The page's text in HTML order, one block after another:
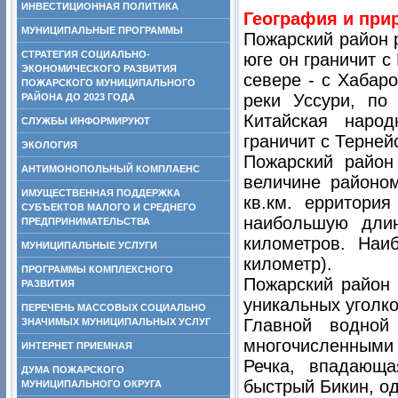
ИНВЕСТИЦИОННАЯ ПОЛИТИКА
МУНИЦИПАЛЬНЫЕ ПРОГРАММЫ
СТРАТЕГИЯ СОЦИАЛЬНО-
ЭКОНОМИЧЕСКОГО РАЗВИТИЯ
ПОЖАРСКОГО МУНИЦИПАЛЬНОГО
РАЙОНА ДО 2023 ГОДА
СЛУЖБЫ ИНФОРМИРУЮТ
ЭКОЛОГИЯ
АНТИМОНОПОЛЬНЫЙ КОМПЛАЕНС
ИМУЩЕСТВЕННАЯ ПОДДЕРЖКА
СУБЪЕКТОВ МАЛОГО И СРЕДНЕГО
ПРЕДПРИНИМАТЕЛЬСТВА
МУНИЦИПАЛЬНЫЕ УСЛУГИ
ПРОГРАММЫ КОМПЛЕКСНОГО
РАЗВИТИЯ
ПЕРЕЧЕНЬ МАССОВЫХ СОЦИАЛЬНО
ЗНАЧИМЫХ МУНИЦИПАЛЬНЫХ УСЛУГ
ИНТЕРНЕТ ПРИЕМНАЯ
ДУМА ПОЖАРСКОГО
МУНИЦИПАЛЬНОГО ОКРУГА
География и
Пожарский район
юге он граничит
севере - с
реки Уссури, по
Китайская
граничит с
Пожарский
величине
кв.км.
наибольшую
километров.
километр).
Пожарский
уникальных
Главной
Речка,
быстрый Бикин,